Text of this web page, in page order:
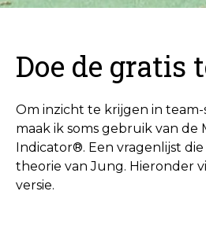
Doe de gratis
Om inzicht te krijgen in
maak ik soms gebruik van de
Indicator®. Een vragenlijst
theorie van Jung. Hieronder
versie.